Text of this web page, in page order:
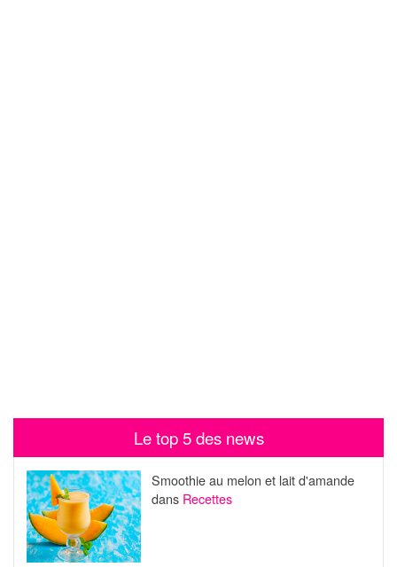
Le top 5 des news
Smoothie au melon et lait d'amande
dans Recettes